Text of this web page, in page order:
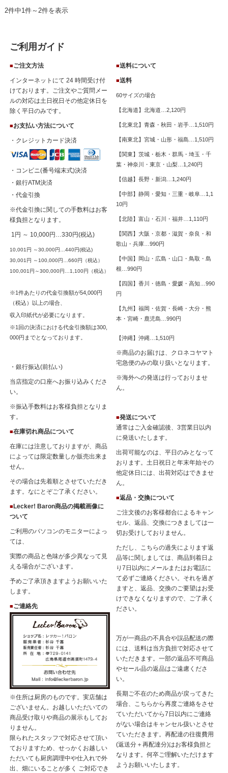
2件中1件～2件を表示
ご利用ガイド
■ご注文方法
インターネットにて 24 時間受け付
けております。ご注文やご質問メー
ルの対応は土日祝日その他定休日を
除く平日のみです。
■お支払い方法について
・クレジットカード決済
・コンビニ(番号端末式)決済
・銀行ATM決済
・代金引換
※代金引換に関しての手数料はお客
様負担となります。
1円 ～ 10,000円…330円(税込)
10,001円 ～30,000円…440円(税込)
30,001円 ～100,000円…660円（税込）
100,001円～300,000円…1,100円（税込）
※1件あたりの代金引換額が54,000円
（税込）以上の場合、
収入印紙代が必要になります。
※1回の決済における代金引換額は300,
000円までとなっております。
・銀行振込(前払い)
当店指定の口座へお振り込みくださ
い。
※振込手数料はお客様負担となりま
す。
■在庫切れ商品について
在庫には注意しておりますが、商品
によっては限定数量しか販売出来ま
せん。
その場合は先着順とさせていただき
ます。なにとぞご了承ください。
■ Lecker! Baron商品の掲載画像に
ついて
ご利用のパソコンのモニターによっ
ては、
実際の商品と色味が多少異なって見
える場合がございます。
予めご了承頂きますようお願いいた
します。
■ご連絡先
※住所は厨房のものです。実店舗は
ございません。お越しいただいての
商品受け取りや商品の展示もしてお
りません。
限られたスタッフで対応させて頂い
ておりますため、せっかくお越しい
ただいても厨房調理中や仕入れで外
出、畑にいることが多く ご対応でき
■送料について
■送料
60サイズの場合
【北海道】北海道…2,120円
【北東北】青森・秋田・岩手…1,510円
【南東北】宮城・山形・福島…1,510円
【関東】茨城・栃木・群馬・埼玉・千
葉・神奈川・東京・山梨…1,240円
【信越】長野・新潟…1,240円
【中部】静岡・愛知・三重・岐阜…1,1
10円
【北陸】富山・石川・福井…1,110円
【関西】大阪・京都・滋賀・奈良・和
歌山・兵庫…990円
【中国】岡山・広島・山口・鳥取・島
根…990円
【四国】香川・徳島・愛媛・高知…990
円
【九州】福岡・佐賀・長崎・大分・熊
本・宮崎・鹿児島…990円
【沖縄】沖縄…1,510円
※商品のお届けは、クロネコヤマト
宅急便のみの取り扱いとなります。
※海外への発送は行っておりませ
ん。
■発送について
通常はご入金確認後、3営業日以内
に発送いたします。
出荷可能なのは、平日のみとなって
おります。土日祝日と年末年始その
他定休日には、出荷対応はできませ
ん。
■返品・交換について
ご注文後のお客様都合によるキャン
セル、返品、交換につきましては一
切お受けしておりません。
ただし、こちらの過失によります返
品等に関しましては、商品到着日よ
り7日以内にメールまたはお電話に
て必ずご連絡ください。それを過ぎ
ますと、返品、交換のご要望はお受
けできなくなりますので、ご了承く
ださい。
万が一商品の不具合や誤品配送の際
には、送料は当方負担で対応させて
いただきます。一部の返品不可商品
やセール品の返品はご遠慮くださ
い。
長期ご不在のため商品が戻ってきた
場合、こちらから再度ご連絡をさせ
ていただいてから7日以内にご連絡
がない場合はキャンセル扱いとさせ
ていただきます。再配達の往復費用
(返送分＋再配達分)はお客様負担と
なります。何卒ご理解いただけます
ようお願いいたします。